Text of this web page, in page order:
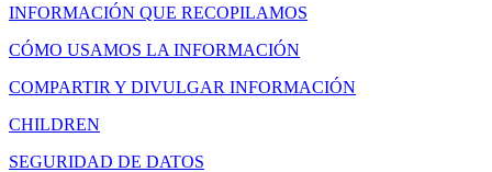
INFORMACIÓN QUE RECOPILAMOS
CÓMO USAMOS LA INFORMACIÓN
COMPARTIR Y DIVULGAR INFORMACIÓN
CHILDREN
SEGURIDAD DE DATOS